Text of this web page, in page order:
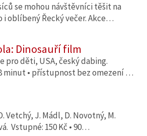
se mohou návštěvníci těšit na
oblíbený Řecký večer. Akce…
Dinosauří film
pro děti, USA, český dabing.
minut • přístupnost bez omezení …
Vetchý, J. Mádl, D. Novotný, M.
Vstupné: 150 Kč • 90…